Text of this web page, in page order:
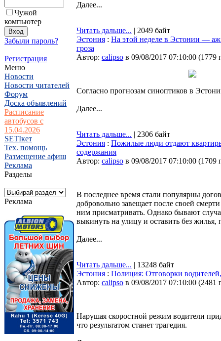
Чужой
компьютер
Забыли пароль?
Регистрация
Меню
Новости
Новости читателей
Форум
Доска объявлений
Расписание
автобусов с
15.04.2026
SETIкет
Тех. помощь
Размещение афиш
Реклама
Разделы
Реклама
Далее...
Читать дальше... | 2049 байт
Эстония : На этой неделе в Эстонии —
гроза
Автор: calipso в 09/08/2017 07:10:00 (1779
Согласно прогнозам синоптиков в
Далее...
Читать дальше... | 2306 байт
Эстония : Пожилые люди отдают
содержания
Автор: calipso в 09/08/2017 07:10:00 (1709
В последнее время стали популярны
добровольно завещает после своей
ним присматривать. Однако бывают
выкинуть на улицу и оставить без
Далее...
Читать дальше... | 13248 байт
Эстония : Полиция: Отговорки
Автор: calipso в 09/08/2017 07:10:00 (2481
Нарушая скоростной режим водители
что результатом станет трагедия.